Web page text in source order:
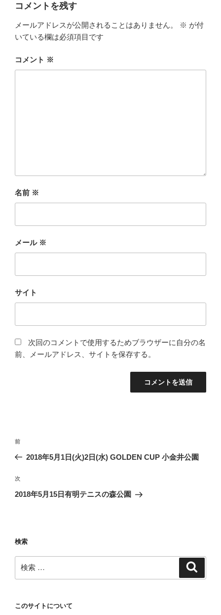
コメントを残す
メールアドレスが公開されることはありません。 ※ が付
いている欄は必須項目です
コメント ※
名前 ※
メール ※
サイト
次回のコメントで使用するためブラウザーに自分の名
前、メールアドレス、サイトを保存する。
投
ビ
ゲ
ン
過
去
投
稿
前
2018年5月1日(火)2日(水) GOLDEN CUP 小金井公園
次
の
次
2018年5月15日有明テニスの森公園
検索
索:
このサイトについて